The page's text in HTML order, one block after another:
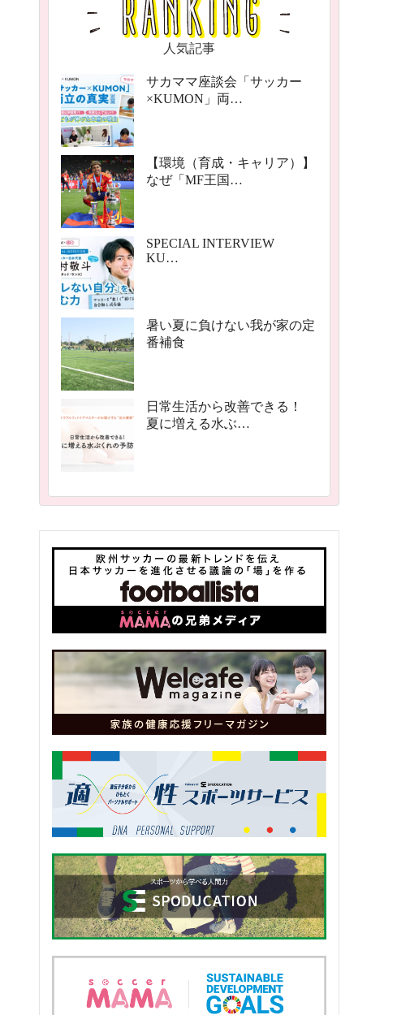
人気記事
サカママ座談会「サッカー
×KUMON」両…
【環境（育成・キャリア）】
なぜ「MF王国…
SPECIAL INTERVIEW
KU…
暑い夏に負けない我が家の定
番補食
日常生活から改善できる！
夏に増える水ぶ…